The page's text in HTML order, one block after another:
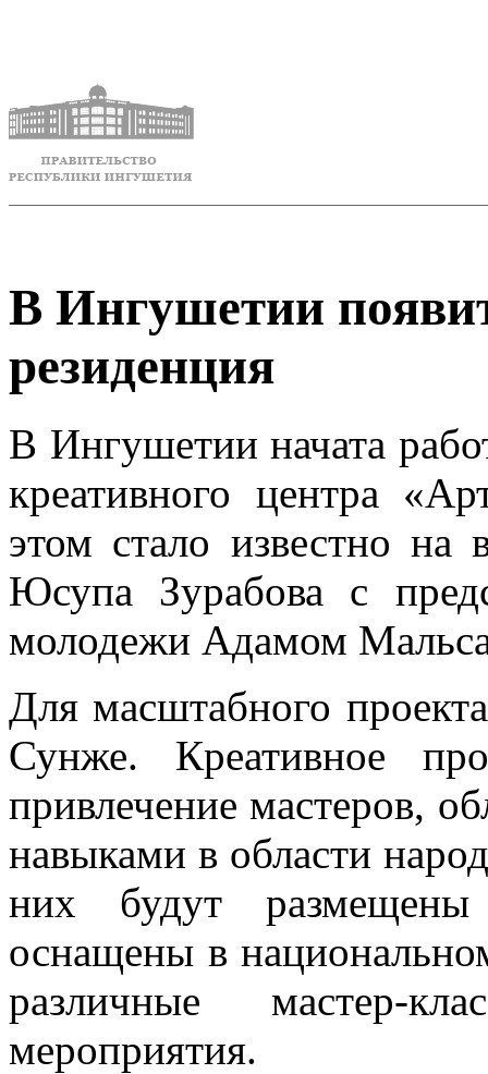
В Ингушетии
резиденция
В Ингушетии начата
креативного центра
этом стало известно на
Юсупа Зурабова с
молодежи Адамом
Для масштабного
Сунже. Креативное
привлечение мастеров,
навыками в области
них будут
оснащены в
различные мастер-
мероприятия.